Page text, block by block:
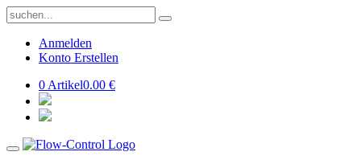
Anmelden
Konto Erstellen
0 Artikel0.00 €